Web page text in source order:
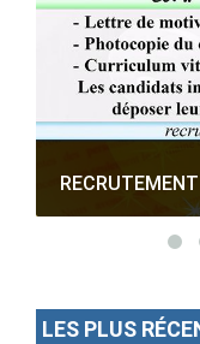
RECRUTEMENT
LES PLUS